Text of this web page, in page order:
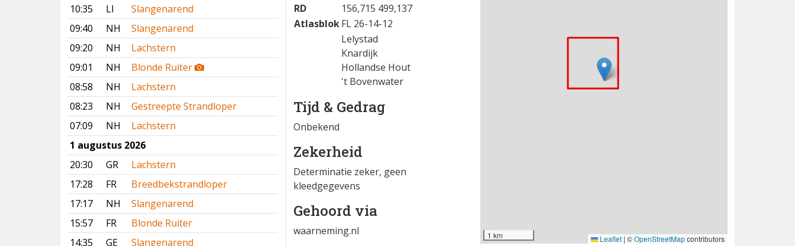
10:35
LI
Slangenarend
09:40
NH
Slangenarend
09:20
NH
Lachstern
09:01
NH
Blonde Ruiter
08:58
NH
Lachstern
08:23
NH
Gestreepte Strandloper
07:09
NH
Lachstern
1 augustus 2026
20:30
GR
Lachstern
17:28
FR
Breedbekstrandloper
17:17
NH
Slangenarend
15:57
FR
Blonde Ruiter
14:35
GE
Slangenarend
RD
156,715 499,137
AtlasblokFL 26-14-12
Lelystad
Knardijk
Hollandse Hout
't Bovenwater
Tijd & Gedrag
Onbekend
Zekerheid
Determinatie zeker, geen
kleedgegevens
Gehoord via
waarneming.nl 1 km Leaflet | ©OpenStreetMapcontributors